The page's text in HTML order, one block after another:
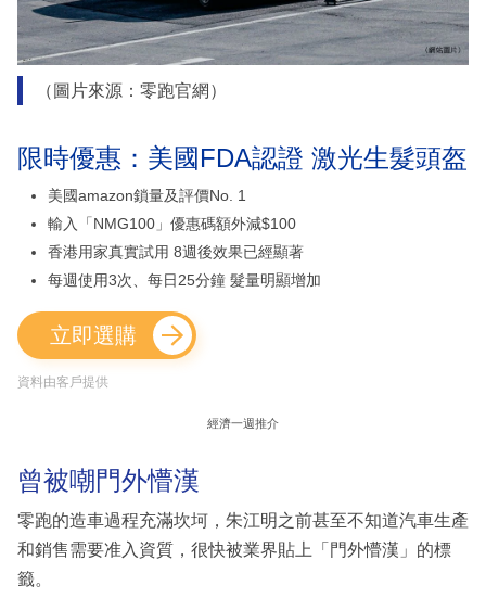
（圖片來源：零跑官網）
限時優惠：美國FDA認證 激光生髮頭盔
美國amazon鎖量及評價No. 1
輸入「NMG100」優惠碼額外減$100
香港用家真實試用 8週後效果已經顯著
每週使用3次、每日25分鐘 髮量明顯增加
立即選購
資料由客戶提供
經濟一週推介
曾被嘲門外懵漢
零跑的造車過程充滿坎坷，朱江明之前甚至不知道汽車生產
和銷售需要准入資質，很快被業界貼上「門外懵漢」的標
籤。